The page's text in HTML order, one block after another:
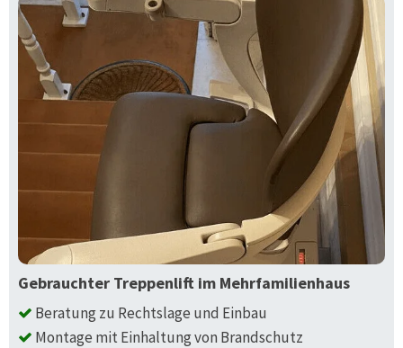
Gebrauchter Treppenlift im Mehrfamilienhaus
Beratung zu Rechtslage und Einbau
Montage mit Einhaltung von Brandschutz